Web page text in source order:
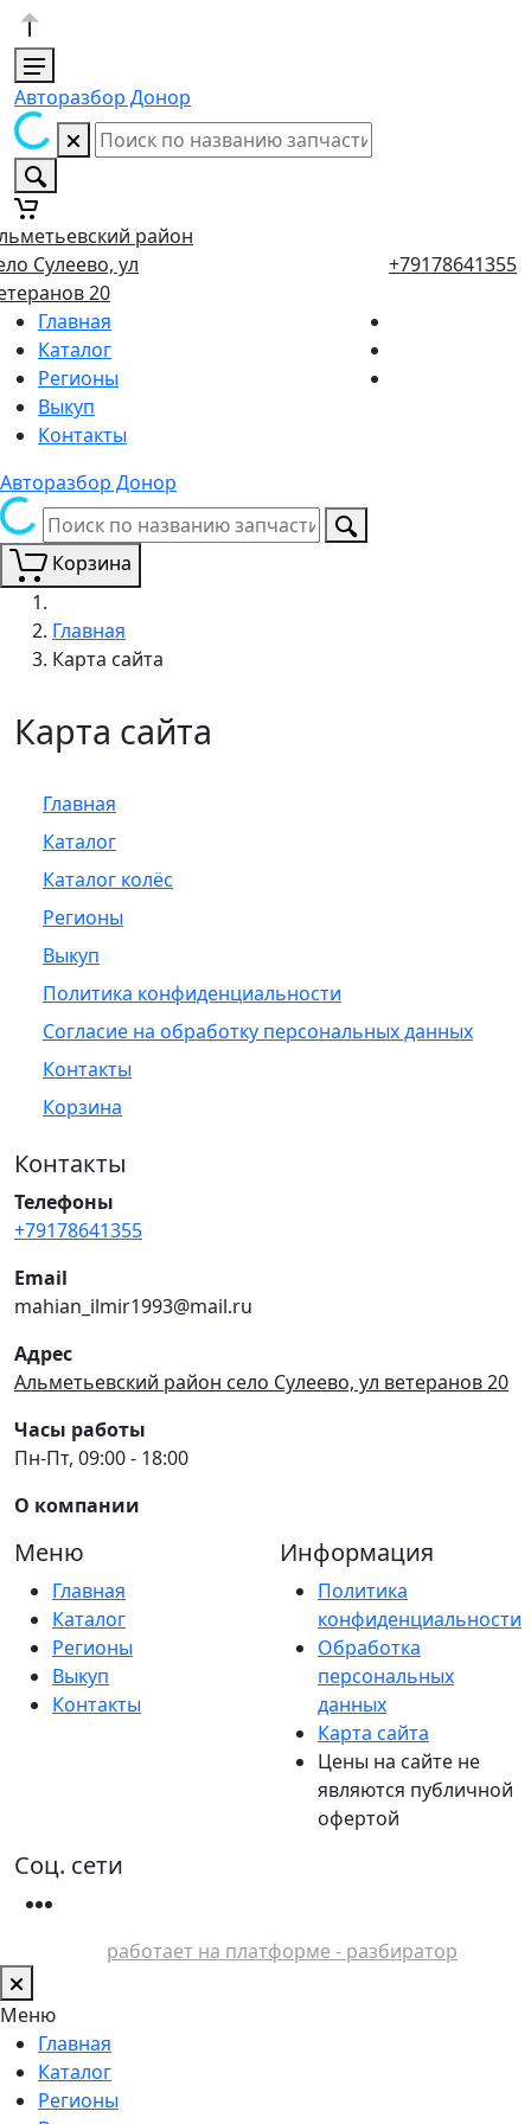
Авторазбор Донор
район
Сулеево, ул
20
+79178641355
Главная
Каталог
Регионы
Выкуп
Контакты
Авторазбор Донор
Корзина
Главная
Карта сайта
Карта сайта
Главная
Каталог
Каталог колёс
Регионы
Выкуп
Политика конфиденциальности
Согласие на обработку персональных данных
Контакты
Корзина
Контакты
Телефоны
+79178641355
Email
mahian_ilmir1993@mail.ru
Адрес
Альметьевский район село Сулеево, ул ветеранов 20
Часы работы
Пн-Пт, 09:00 - 18:00
О компании
Меню
Главная
Каталог
Регионы
Выкуп
Контакты
Информация
Политика
конфиденциальности
Обработка
персональных
данных
Карта сайта
Цены на сайте не
являются публичной
офертой
Соц. сети
работает на платформе - разбиратор
Меню
Главная
Каталог
Регионы